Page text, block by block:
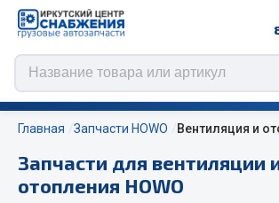
Цепи противоскольжения
Главная Запчасти HOWO Вентиляция и
Запчасти для вентиляции
отопления HOWO